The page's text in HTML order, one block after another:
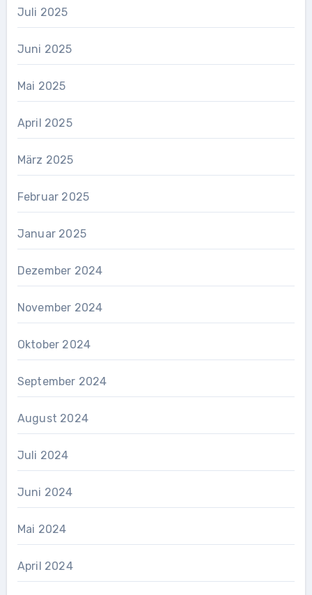
Juli 2025
Juni 2025
Mai 2025
April 2025
März 2025
Februar 2025
Januar 2025
Dezember 2024
November 2024
Oktober 2024
September 2024
August 2024
Juli 2024
Juni 2024
Mai 2024
April 2024